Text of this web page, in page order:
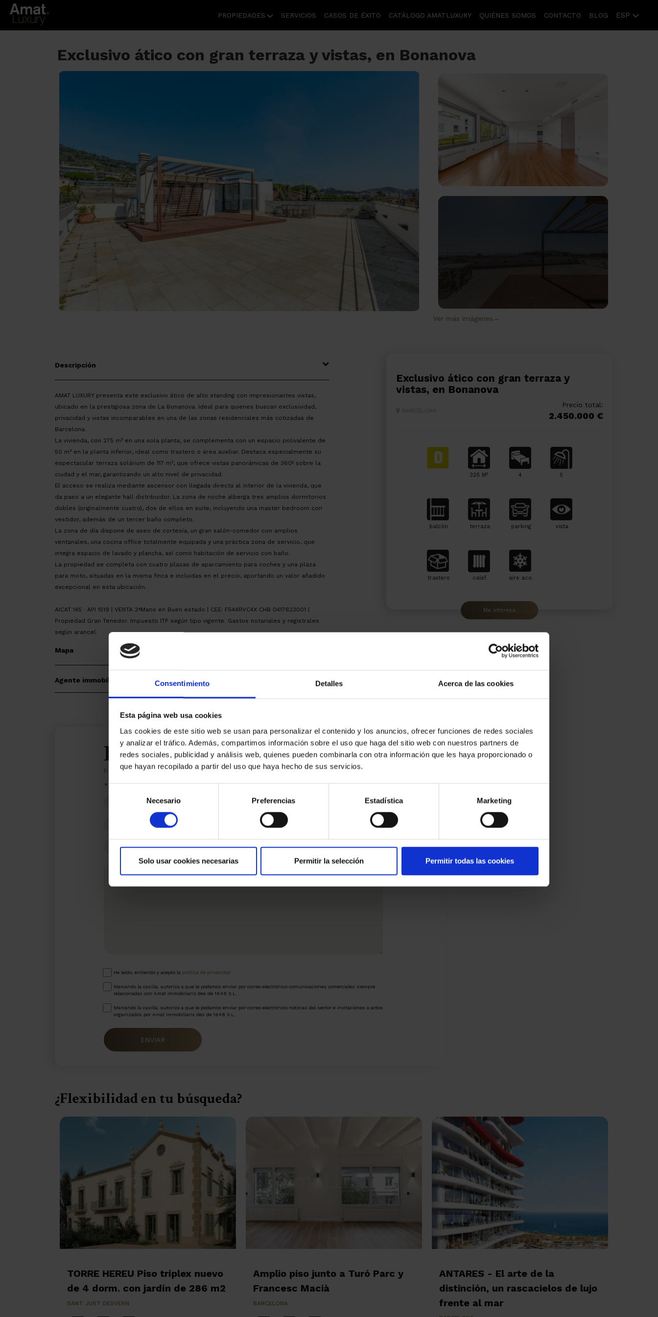
Consentimiento Detalles Acerca de las cookies
Esta página web usa cookies
Las cookies de este sitio web se usan para personalizar el contenido y los anuncios, ofrecer funciones de redes sociales
y analizar el tráfico. Además, compartimos información sobre el uso que haga del sitio web con nuestros partners de
redes sociales, publicidad y análisis web, quienes pueden combinarla con otra información que les haya proporcionado o
que hayan recopilado a partir del uso que haya hecho de sus servicios.
consentimiento
Necesario Preferencias Estadística Marketing
Solo usar cookies necesarias Permitir la selección Permitir todas las cookies
PROPIEDADES SERVICIOS CASOS DE ÉXITO CATÁLOGO AMATLUXURY QUIÉNES SOMOS CONTACTO BLOG ESP
Exclusivo ático con gran terraza y vistas, en Bonanova
Ver más imágenes→
Descripción
AMAT LUXURY presenta este exclusivo ático de alto standing con impresionantes vistas,
ubicado en la prestigiosa zona de La Bonanova. Ideal para quienes buscan exclusividad,
privacidad y vistas incomparables en una de las zonas residenciales más cotizadas de
Barcelona.
La vivienda, con 275 m² en una sola planta, se complementa con un espacio polivalente de
50 m² en la planta inferior, ideal como trastero o área auxiliar. Destaca especialmente su
espectacular terraza solárium de 117 m², que ofrece vistas panorámicas de 360º sobre la
ciudad y el mar, garantizando un alto nivel de privacidad.
El acceso se realiza mediante ascensor con llegada directa al interior de la vivienda, que
da paso a un elegante hall distribuidor. La zona de noche alberga tres amplios dormitorios
dobles (originalmente cuatro), dos de ellos en suite, incluyendo una master bedroom con
vestidor, además de un tercer baño completo.
La zona de día dispone de aseo de cortesía, un gran salón-comedor con amplios
ventanales, una cocina office totalmente equipada y una práctica zona de servicio, que
integra espacio de lavado y plancha, así como habitación de servicio con baño.
La propiedad se completa con cuatro plazas de aparcamiento para coches y una plaza
para moto, situadas en la misma finca e incluidas en el precio, aportando un valor añadido
excepcional en esta ubicación.
AICAT 145 · API 1519 | VENTA 2ªMano en Buen estado | CEE: F544RVC4X CHB 0417623001 |
Propiedad Gran Tenedor. Impuesto ITP según tipo vigente. Gastos notariales y registrales
según arancel.
Mapa
Agente immobiliario
Exclusivo ático con gran terraza y
vistas, en Bonanova
BARCELONA
Precio total:
2.450.000 €
325 M2 4 5
balcón terraza parking vista
trastero calef. aire aco.
Me interesa
Estoy interesado
Ref.: 33780
*Campos requeridos
He leído, entiendo y acepto la política de privacidad
Marcando la casilla, autoriza a que le podamos enviar por correo electrónico comunicaciones comerciales siempre
relacionadas con Amat Immobiliaris des de 1948 S.L.
Marcando la casilla, autoriza a que le podamos enviar por correo electrónico noticias del sector e invitaciones a actos
organizados por Amat Immobiliaris des de 1948 S.L.
ENVIAR
¿Flexibilidad en tu búsqueda?
TORRE HEREU Piso tríplex nuevo
de 4 dorm. con jardín de 286 m2
SANT JUST DESVERN
Amplio piso junto a Turó Parc y
Francesc Macià
BARCELONA
ANTARES - El arte de la
distinción, un rascacielos de lujo
frente al mar